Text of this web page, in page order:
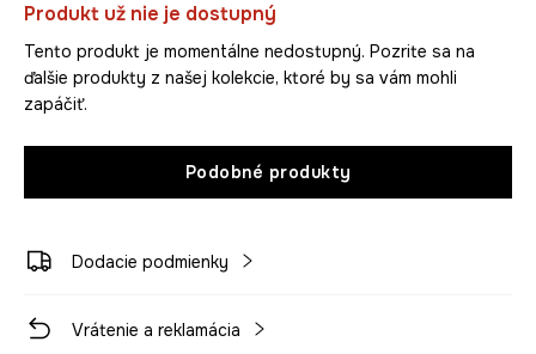
Produkt už nie je dostupný
Tento produkt je momentálne nedostupný. Pozrite sa na
ďalšie produkty z našej kolekcie, ktoré by sa vám mohli
zapáčiť.
Podobné produkty
Dodacie podmienky
Vrátenie a reklamácia